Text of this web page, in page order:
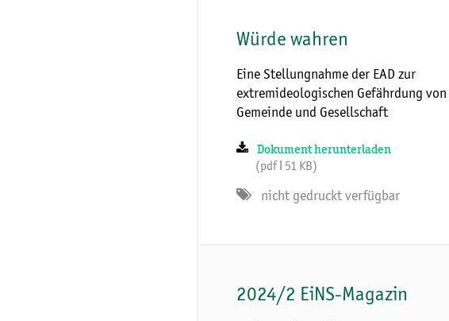
Würde wahren
Eine Stellungnahme der EAD zur
extremideologischen Gefährdung von
Gemeinde und Gesellschaft
Dokument herunterladen
(pdf ǀ 51 KB)
nicht gedruckt verfügbar
2024/2 EiNS-Magazin